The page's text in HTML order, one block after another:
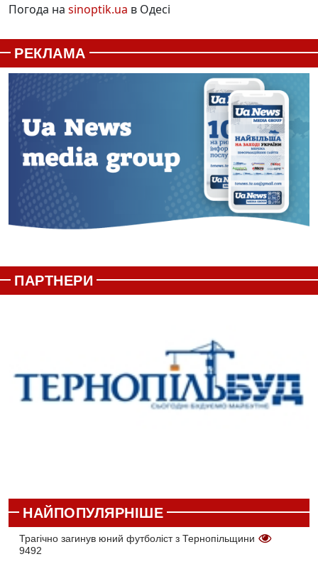
Погода на sinoptik.ua в Одесі
РЕКЛАМА
ПАРТНЕРИ
НАЙПОПУЛЯРНІШЕ
Трагічно загинув юний футболіст з Тернопільщини
9492